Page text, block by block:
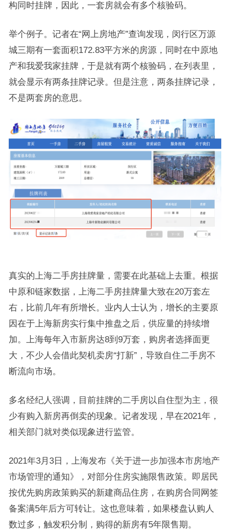
构同时挂牌，因此，一套房就会有多个核验码。
举个例子。记者在“网上房地产”查询发现，闵行区万源
城三期有一套面积172.83平方米的房源，同时在中原地
产和我爱我家挂牌，于是就有两个核验码，在列表里，
就会显示有两条挂牌记录。但是注意，两条挂牌记录，
不是两套房的意思。
真实的上海二手房挂牌量，需要在此基础上去重。根据
中原和链家数据，上海二手房挂牌量大致在20万套左
右，比前几年有所增长。业内人士认为，增长的主要原
因在于上海新房实行集中推盘之后，供应量的持续增
加。上海每年入市新房达8到9万套，购房者选择面更
大，不少人会借此契机卖房“打新”，导致自住二手房不
断流向市场。
多名经纪人强调，目前挂牌的二手房以自住型为主，很
少有购入新房再倒卖的现象。记者发现，早在2021年，
相关部门就对类似现象进行监管。
2021年3月3日，上海发布《关于进一步加强本市房地产
市场管理的通知》，对部分住房实施限售政策。即居民
按优先购房政策购买的新建商品住房，在购房合同网签
备案满5年后方可转让。这也意味着，如果楼盘认购人
数过多，触发积分制，购得的新房有5年限售期。